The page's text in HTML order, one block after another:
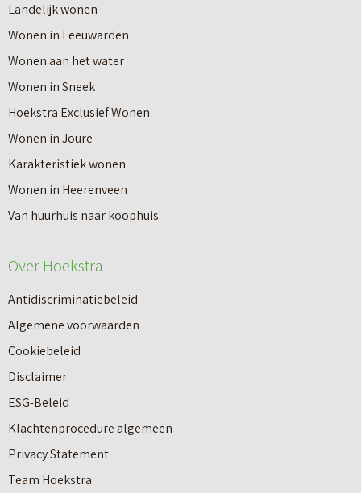
r
I
n
8
s
t
a
p
p
n
n
a
a
r
e
e
n
n
o
v
e
r
V
a
n
n
e
Landelijk wonen
Wonen in Leeuwarden
Wonen aan het water
Wonen in Sneek
Hoekstra Exclusief Wonen
Wonen in Joure
Karakteristiek wonen
Wonen in Heerenveen
Van huurhuis naar koophuis
Over Hoekstra
Antidiscriminatiebeleid
Algemene voorwaarden
Cookiebeleid
Disclaimer
ESG-Beleid
Klachtenprocedure algemeen
Privacy Statement
Team Hoekstra